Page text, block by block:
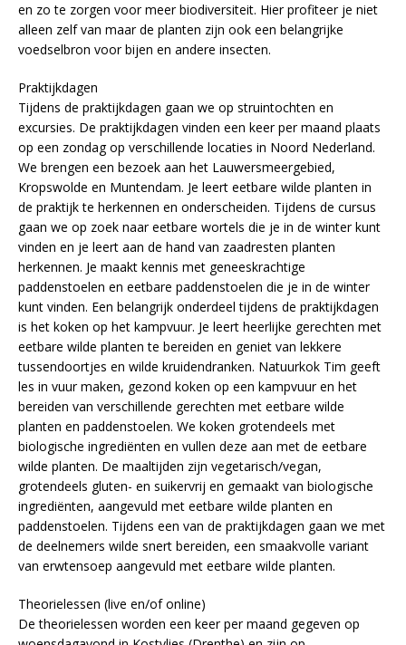
en zo te zorgen voor meer biodiversiteit. Hier profiteer je niet
alleen zelf van maar de planten zijn ook een belangrijke
voedselbron voor bijen en andere insecten.
Praktijkdagen
Tijdens de praktijkdagen gaan we op struintochten en
excursies. De praktijkdagen vinden een keer per maand plaats
op een zondag op verschillende locaties in Noord Nederland.
We brengen een bezoek aan het Lauwersmeergebied,
Kropswolde en Muntendam. Je leert eetbare wilde planten in
de praktijk te herkennen en onderscheiden. Tijdens de cursus
gaan we op zoek naar eetbare wortels die je in de winter kunt
vinden en je leert aan de hand van zaadresten planten
herkennen. Je maakt kennis met geneeskrachtige
paddenstoelen en eetbare paddenstoelen die je in de winter
kunt vinden. Een belangrijk onderdeel tijdens de praktijkdagen
is het koken op het kampvuur. Je leert heerlijke gerechten met
eetbare wilde planten te bereiden en geniet van lekkere
tussendoortjes en wilde kruidendranken. Natuurkok Tim geeft
les in vuur maken, gezond koken op een kampvuur en het
bereiden van verschillende gerechten met eetbare wilde
planten en paddenstoelen. We koken grotendeels met
biologische ingrediënten en vullen deze aan met de eetbare
wilde planten. De maaltijden zijn vegetarisch/vegan,
grotendeels gluten- en suikervrij en gemaakt van biologische
ingrediënten, aangevuld met eetbare wilde planten en
paddenstoelen. Tijdens een van de praktijkdagen gaan we met
de deelnemers wilde snert bereiden, een smaakvolle variant
van erwtensoep aangevuld met eetbare wilde planten.
Theorielessen (live en/of online)
De theorielessen worden een keer per maand gegeven op